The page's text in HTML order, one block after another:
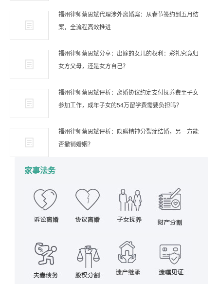
福州律师蔡思斌代理涉外离婚案：从春节签约到五月结
案，全流程高效推进
福州律师蔡思斌分享：出嫁的女儿的权利：彩礼究竟归
女方父母，还是女方自己？
福州律师蔡思斌评析：离婚协议约定支付抚养费至子女
参加工作，成年子女的54万留学费需要负担吗？
福州律师蔡思斌评析：隐瞒精神分裂症结婚，另一方能
否撤销婚姻？
家事法务